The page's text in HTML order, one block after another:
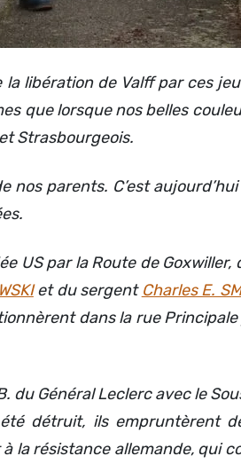
libération de Valff par ces
que lorsque nos belles
Strasbourgeois.
parents. C’est
US par la Route de Goxwiller,
et du sergent Charles E.
dans la rue Principale
du Général Leclerc avec le
détruit, ils empruntèrent
la résistance allemande, qui